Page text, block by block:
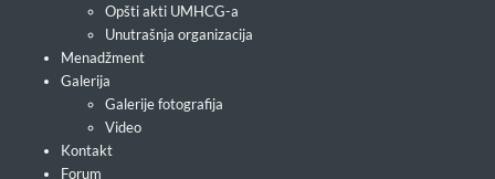
Opšti akti UMHCG-a
Unutrašnja organizacija
Menadžment
Galerija
Galerije fotografija
Video
Kontakt
Forum